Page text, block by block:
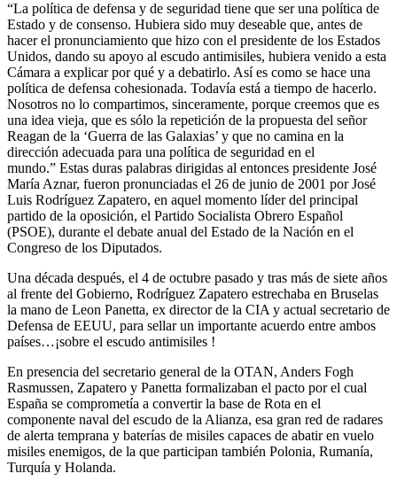
“La política de defensa y de seguridad tiene que ser una política de
Estado y de consenso. Hubiera sido muy deseable que, antes de
hacer el pronunciamiento que hizo con el presidente de los Estados
Unidos, dando su apoyo al escudo antimisiles, hubiera venido a esta
Cámara a explicar por qué y a debatirlo. Así es como se hace una
política de defensa cohesionada. Todavía está a tiempo de hacerlo.
Nosotros no lo compartimos, sinceramente, porque creemos que es
una idea vieja, que es sólo la repetición de la propuesta del señor
Reagan de la ‘Guerra de las Galaxias’ y que no camina en la
dirección adecuada para una política de seguridad en el
mundo.” Estas duras palabras dirigidas al entonces presidente José
María Aznar, fueron pronunciadas el 26 de junio de 2001 por José
Luis Rodríguez Zapatero, en aquel momento líder del principal
partido de la oposición, el Partido Socialista Obrero Español
(PSOE), durante el debate anual del Estado de la Nación en el
Congreso de los Diputados.
Una década después, el 4 de octubre pasado y tras más de siete años
al frente del Gobierno, Rodríguez Zapatero estrechaba en Bruselas
la mano de Leon Panetta, ex director de la CIA y actual secretario de
Defensa de EEUU, para sellar un importante acuerdo entre ambos
países…¡sobre el escudo antimisiles !
En presencia del secretario general de la OTAN, Anders Fogh
Rasmussen, Zapatero y Panetta formalizaban el pacto por el cual
España se comprometía a convertir la base de Rota en el
componente naval del escudo de la Alianza, esa gran red de radares
de alerta temprana y baterías de misiles capaces de abatir en vuelo
misiles enemigos, de la que participan también Polonia, Rumanía,
Turquía y Holanda.